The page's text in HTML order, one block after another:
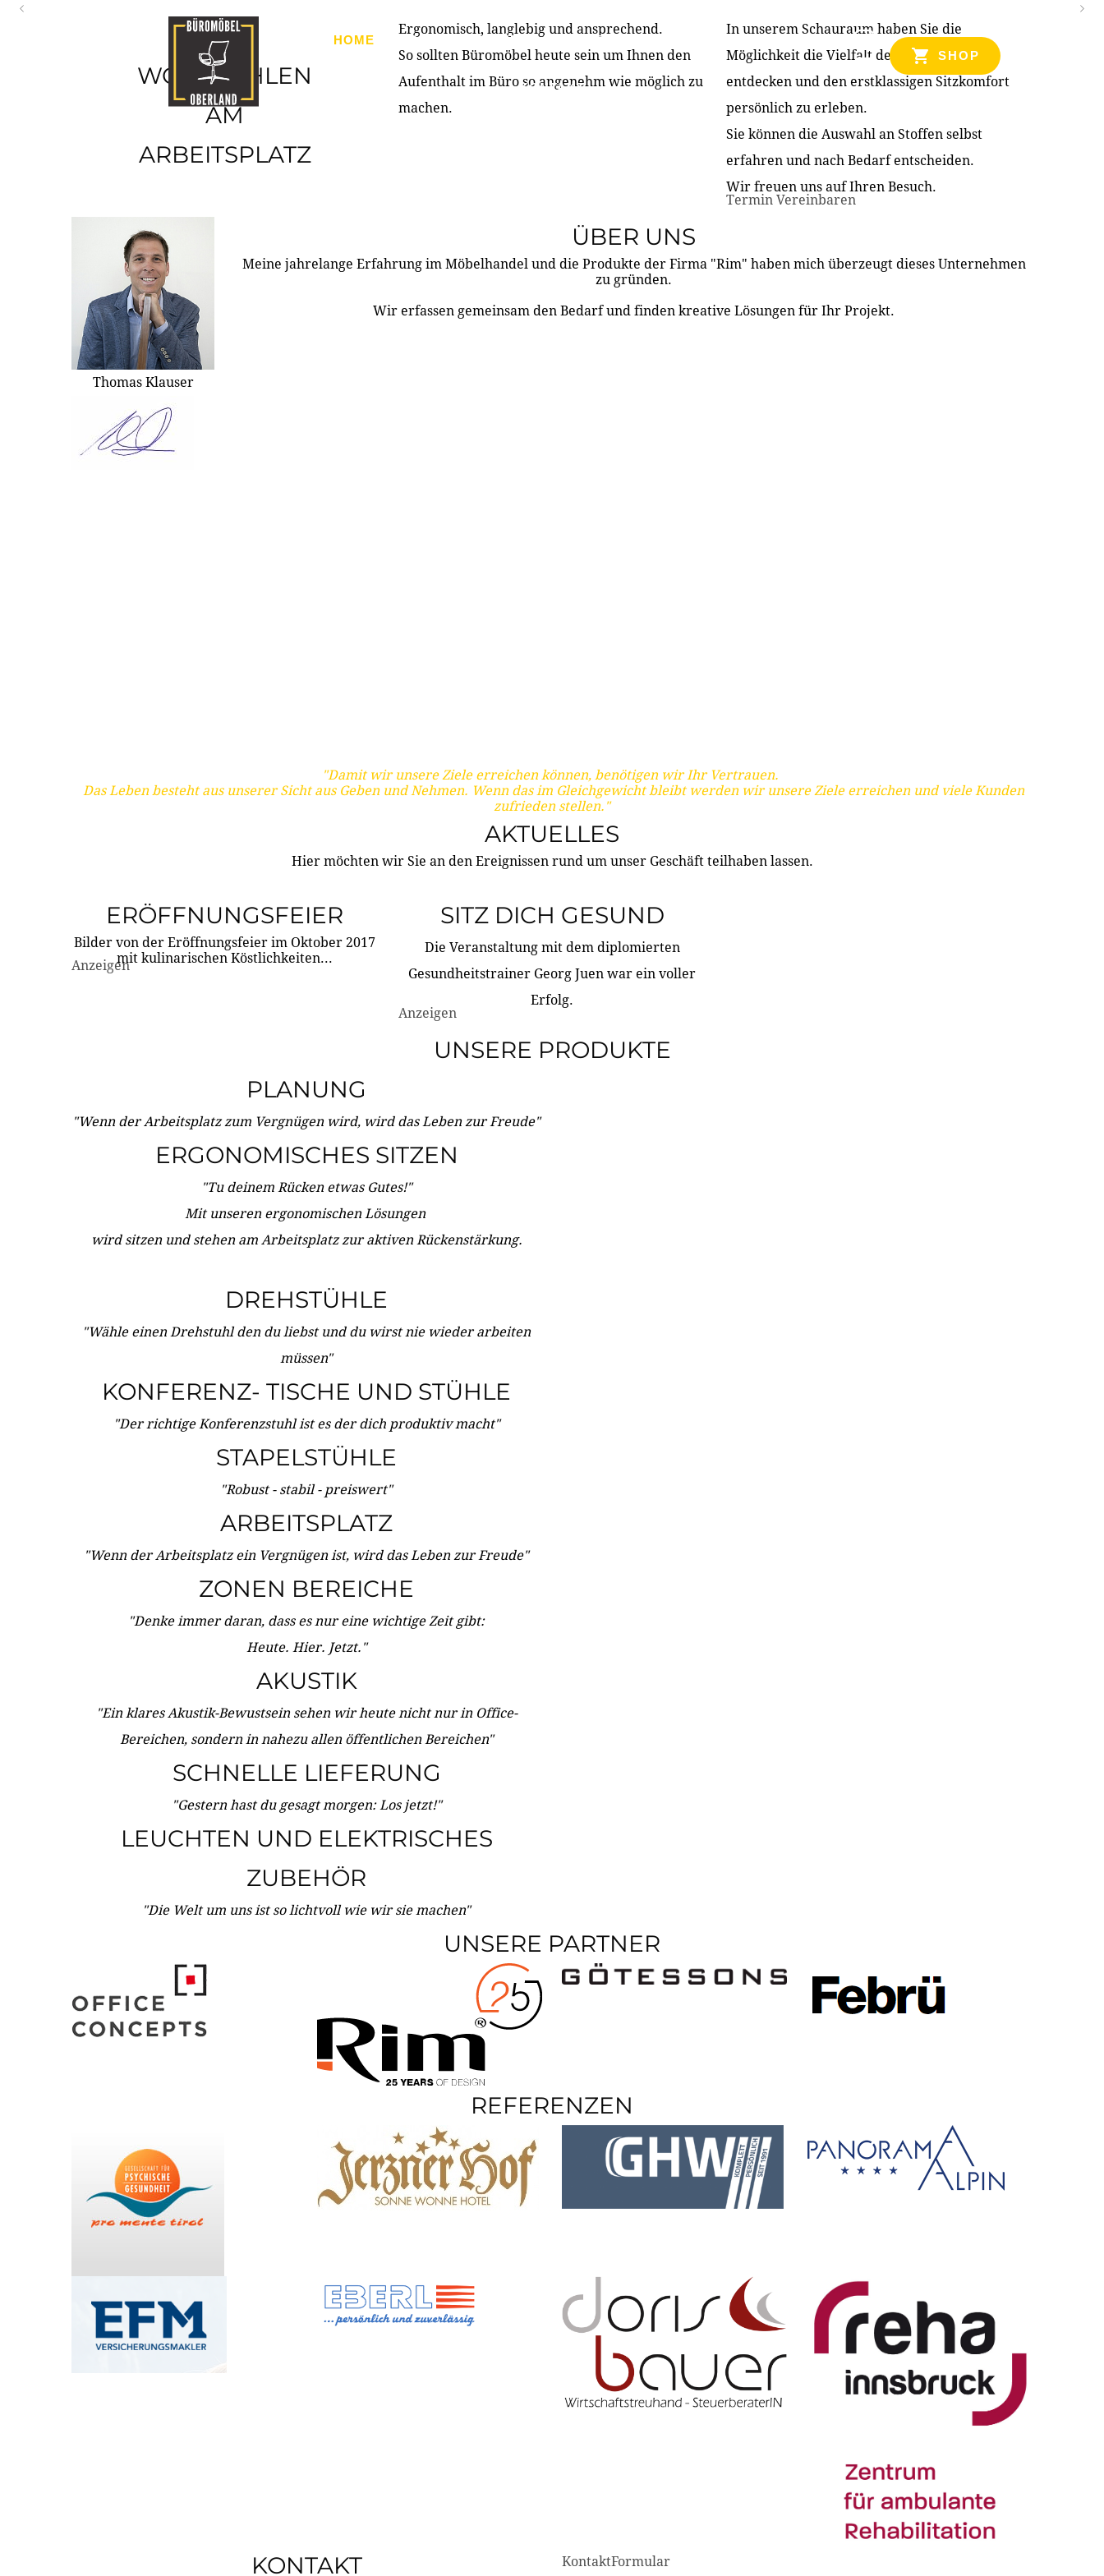
HOME PRODUKTE ÜBER UNS PARTNER & REFERENZEN
KONTAKT
SHOP
WOHLFÜHLEN
AM
ARBEITSPLATZ
Ergonomisch, langlebig und ansprechend.
So sollten Büromöbel heute sein um Ihnen den
Aufenthalt im Büro so angenehm wie möglich zu
machen.
In unserem Schauraum haben Sie die
Möglichkeit die Vielfalt der Produkte zu
entdecken und den erstklassigen Sitzkomfort
persönlich zu erleben.
Sie können die Auswahl an Stoffen selbst
erfahren und nach Bedarf entscheiden.
Wir freuen uns auf Ihren Besuch.
Termin Vereinbaren
Thomas Klauser
ÜBER UNS
Meine jahrelange Erfahrung im Möbelhandel und die Produkte der Firma "Rim" haben mich überzeugt dieses Unternehmen
zu gründen.
Wir erfassen gemeinsam den Bedarf und finden kreative Lösungen für Ihr Projekt.
"Damit wir unsere Ziele erreichen können, benötigen wir Ihr Vertrauen.
Das Leben besteht aus unserer Sicht aus Geben und Nehmen. Wenn das im Gleichgewicht bleibt werden wir unsere Ziele erreichen und viele Kunden
zufrieden stellen."
AKTUELLES
Hier möchten wir Sie an den Ereignissen rund um unser Geschäft teilhaben lassen.
ERÖFFNUNGSFEIER
Bilder von der Eröffnungsfeier im Oktober 2017
mit kulinarischen Köstlichkeiten...
Anzeigen
SITZ DICH GESUND
Die Veranstaltung mit dem diplomierten
Gesundheitstrainer Georg Juen war ein voller
Erfolg.
Anzeigen
UNSERE PRODUKTE
PLANUNG
"Wenn der Arbeitsplatz zum Vergnügen wird, wird das Leben zur Freude"
ERGONOMISCHES SITZEN
"Tu deinem Rücken etwas Gutes!"
Mit unseren ergonomischen Lösungen
wird sitzen und stehen am Arbeitsplatz zur aktiven Rückenstärkung.
DREHSTÜHLE
"Wähle einen Drehstuhl den du liebst und du wirst nie wieder arbeiten
müssen"
KONFERENZ- TISCHE UND STÜHLE
"Der richtige Konferenzstuhl ist es der dich produktiv macht"
STAPELSTÜHLE
"Robust - stabil - preiswert"
ARBEITSPLATZ
"Wenn der Arbeitsplatz ein Vergnügen ist, wird das Leben zur Freude"
ZONEN BEREICHE
"Denke immer daran, dass es nur eine wichtige Zeit gibt:
Heute. Hier. Jetzt."
AKUSTIK
"Ein klares Akustik-Bewustsein sehen wir heute nicht nur in Office-
Bereichen, sondern in nahezu allen öffentlichen Bereichen"
SCHNELLE LIEFERUNG
"Gestern hast du gesagt morgen: Los jetzt!"
LEUCHTEN UND ELEKTRISCHES
ZUBEHÖR
"Die Welt um uns ist so lichtvoll wie wir sie machen"
UNSERE PARTNER
REFERENZEN
KONTAKT KontaktFormular